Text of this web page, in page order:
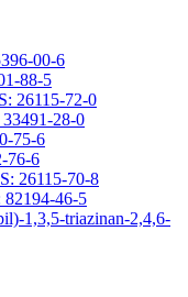
00-6
88-5
26115-72-0
28-0
75-6
76-6
26115-70-8
82194-46-5
1,3,5-triazinan-2,4,6-